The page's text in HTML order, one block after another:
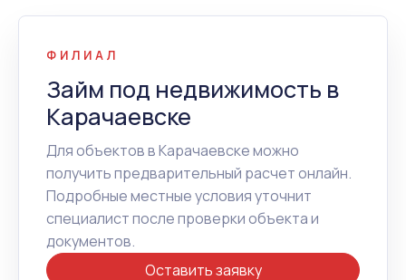
ФИЛИАЛ
Займ под недвижимость в
Карачаевске
Для объектов в Карачаевске можно
получить предварительный расчет онлайн.
Подробные местные условия уточнит
специалист после проверки объекта и
документов.
Оставить заявку